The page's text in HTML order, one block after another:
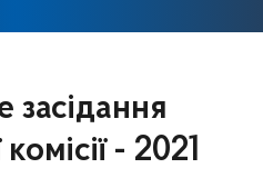
засідання
- 2021